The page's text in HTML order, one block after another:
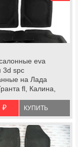
eva
3d spc
на Лада
fl, Калина,
й КУПИТЬ